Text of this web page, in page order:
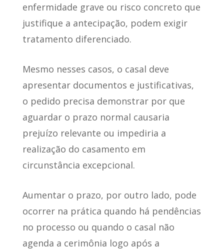
enfermidade grave ou risco concreto que
justifique a antecipação, podem exigir
tratamento diferenciado.
Mesmo nesses casos, o casal deve
apresentar documentos e justificativas,
o pedido precisa demonstrar por que
aguardar o prazo normal causaria
prejuízo relevante ou impediria a
realização do casamento em
circunstância excepcional.
Aumentar o prazo, por outro lado, pode
ocorrer na prática quando há pendências
no processo ou quando o casal não
agenda a cerimônia logo após a